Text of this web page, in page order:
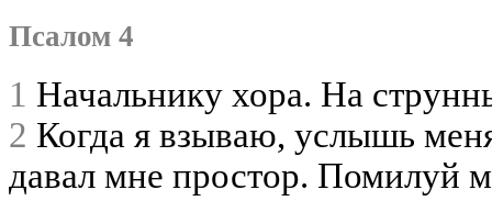
Псалом 4
1 Начальнику хора. На
2 Когда я взываю, услышь
давал мне простор.